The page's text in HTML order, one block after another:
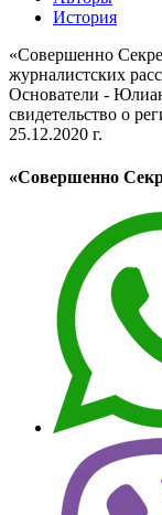
История
«Совершенно
журналистских
Основатели -
свидетельство о
25.12.2020 г.
«Совершенно